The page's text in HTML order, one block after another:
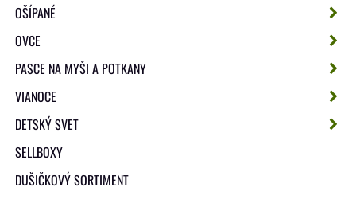
OŠÍPANÉ
OVCE
PASCE NA MYŠI A POTKANY
VIANOCE
DETSKÝ SVET
SELLBOXY
DUŠIČKOVÝ SORTIMENT